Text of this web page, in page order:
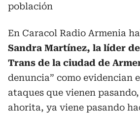
población
En Caracol Radio Armenia
Sandra Martínez, la líder
Trans de la ciudad de
denuncia” como evidencian
ataques que vienen
ahorita, ya viene pasando